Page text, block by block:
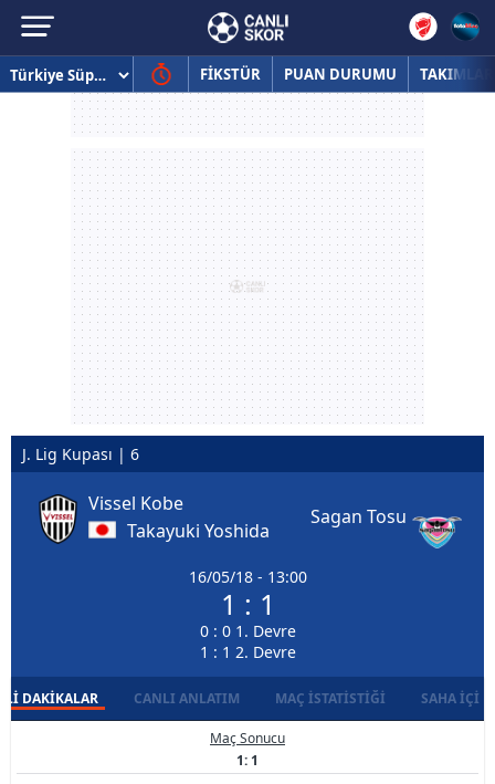
FİKSTÜR PUAN DURUMU TAKIMLAR
J. Lig Kupası | 6
Vissel Kobe
Takayuki Yoshida
16/05/18 - 13:00
1 : 1
0 : 0 1. Devre
1 : 1 2. Devre
Sagan Tosu
DAKIKALAR CANLI ANLATIM MAÇ İSTATISTIĞI SAHA İÇI
Maç Sonucu
1: 1